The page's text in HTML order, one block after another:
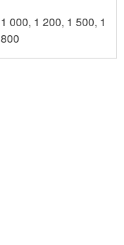
1 000, 1 200, 1 500, 1
800